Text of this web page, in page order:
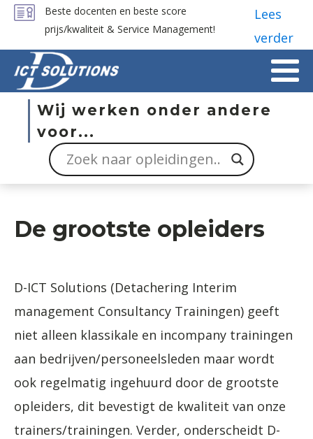
Beste docenten en beste score
prijs/kwaliteit & Service Management!
Lees
verder
Wij werken onder andere
voor...
De grootste opleiders
D-ICT Solutions (Detachering Interim
management Consultancy Trainingen) geeft
niet alleen klassikale en incompany trainingen
aan bedrijven/personeelsleden maar wordt
ook regelmatig ingehuurd door de grootste
opleiders, dit bevestigt de kwaliteit van onze
trainers/trainingen. Verder, onderscheidt D-